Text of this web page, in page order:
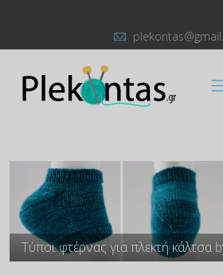
Τύποι φτέρνας για πλεκτή κάλτσα